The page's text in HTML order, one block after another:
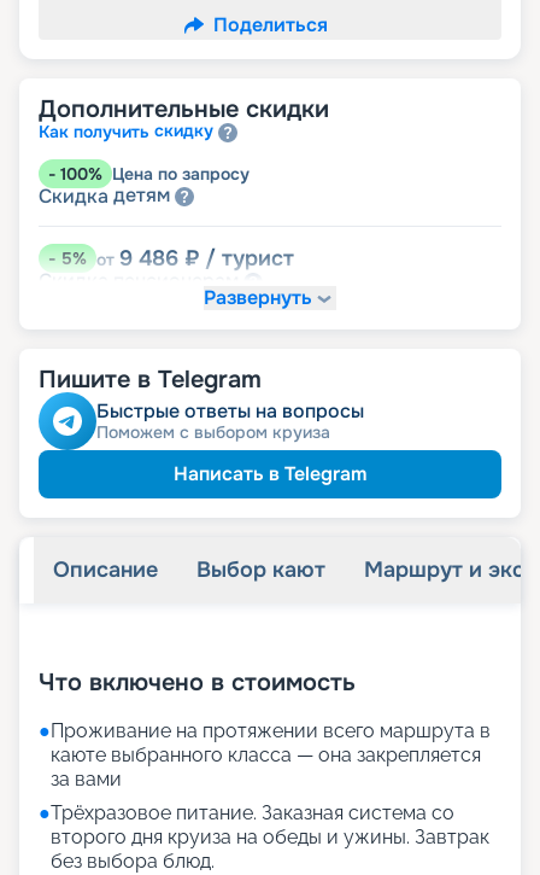
Поделиться
Дополнительные скидки
Как получить скидку
- 100% Цена по запросу
Скидка детям
-5% от 9 486 ₽ / турист
Скидка
Развернуть
Пишите в Telegram
Быстрые ответы на вопросы
Поможем с выбором круиза
Написать в Telegram
Описание Выбор кают Маршрут и
Что включено в стоимость
●Проживание на протяжении всего маршрута в
каюте выбранного класса — она закрепляется
за вами
●Трёхразовое питание. Заказная система со
второго дня круиза на обеды и ужины. Завтрак
без выбора блюд.